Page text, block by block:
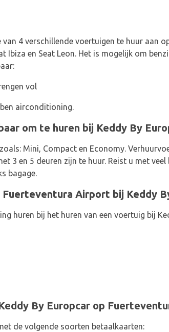
van 4 verschillende voertuigen te huur aan
Ibiza en Seat Leon. Het is mogelijk om
vol
airconditioning.
om te huren bij Keddy By
Mini, Compact en Economy.
3 en 5 deuren zijn te huur. Reist u met
bagage.
Airport bij Keddy
huren bij het huren van een voertuig bij
By Europcar op
de volgende soorten betaalkaarten: